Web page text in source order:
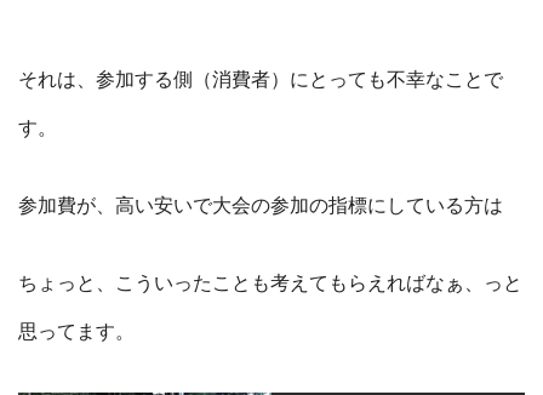
それは、参加する側（消費者）にとっても不幸なことで
す。
参加費が、高い安いで大会の参加の指標にしている方は
ちょっと、こういったことも考えてもらえればなぁ、っと
思ってます。